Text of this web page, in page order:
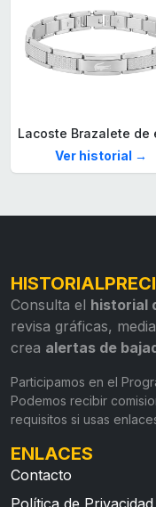
Ver historial →
Consulta el historial
revisa gráficas,
crea alertas de
Participamos en el
Podemos recibir
requisitos si usas
ENLACES
Contacto